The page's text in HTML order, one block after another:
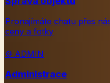
Pronajímáte chatu přes
ceny a fotky
⚙️ ADMIN
Administrace